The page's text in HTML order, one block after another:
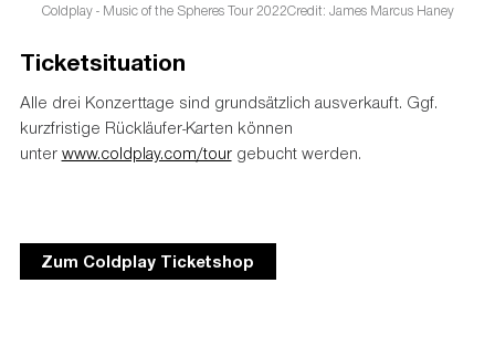
Coldplay - Music of the Spheres Tour 2022Credit: James Marcus Haney
Ticketsituation
Alle drei Konzerttage sind grundsätzlich ausverkauft. Ggf.
kurzfristige Rückläufer-Karten können
unter www.coldplay.com/tourgebucht werden.
Zum Coldplay Ticketshop